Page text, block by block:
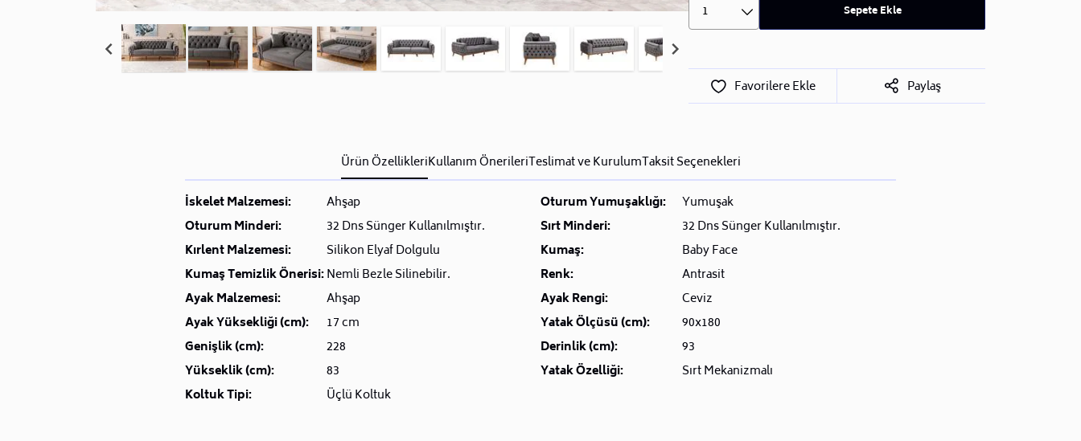
1 Sepete Ekle
Favorilere Ekle Paylaş
Ürün ÖzellikleriKullanım ÖnerileriTeslimat ve KurulumTaksit Seçenekleri
İskelet Malzemesi:
Ahşap Oturum Yumuşaklığı:
Yumuşak
Oturum Minderi:
32 Dns Sünger Kullanılmıştır. Sırt Minderi:
32 Dns Sünger Kullanılmıştır.
Kırlent Malzemesi:
Silikon Elyaf Dolgulu Kumaş:
Baby Face
Kumaş Temizlik Önerisi:Nemli Bezle Silinebilir. Renk:
Antrasit
Ayak Malzemesi:
Ahşap Ayak Rengi:
Ceviz
Ayak Yüksekliği (cm):
17 cm Yatak Ölçüsü (cm):
90x180
Genişlik (cm):
228 Derinlik (cm):
93
Yükseklik (cm):
83 Yatak Özelliği:
Sırt Mekanizmalı
Koltuk Tipi:
Üçlü Koltuk